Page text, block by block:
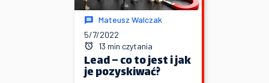
Mateusz Walczak
5/7/2022
13 min czytania
Lead – co to jest i jak
je pozyskiwać?